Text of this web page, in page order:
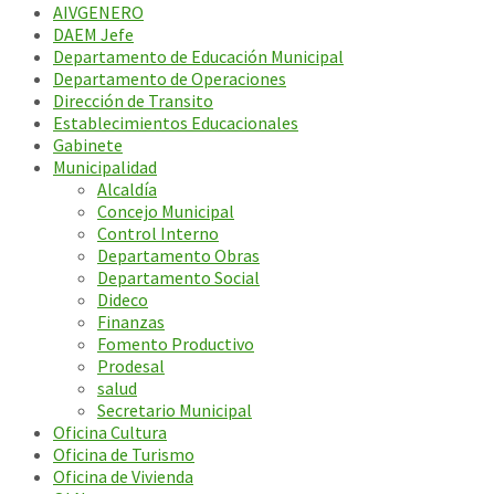
AIVGENERO
DAEM Jefe
Departamento de Educación Municipal
Departamento de Operaciones
Dirección de Transito
Establecimientos Educacionales
Gabinete
Municipalidad
Alcaldía
Concejo Municipal
Control Interno
Departamento Obras
Departamento Social
Dideco
Finanzas
Fomento Productivo
Prodesal
salud
Secretario Municipal
Oficina Cultura
Oficina de Turismo
Oficina de Vivienda